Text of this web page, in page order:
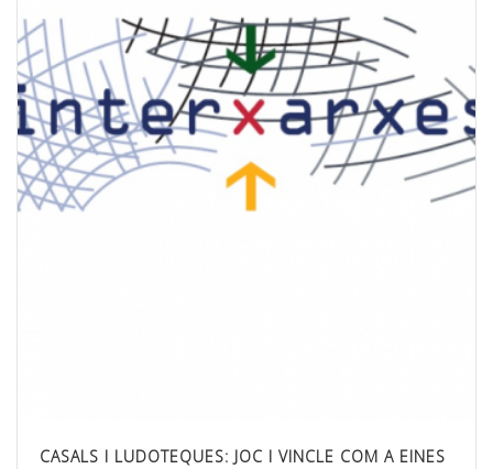
CASALS I LUDOTEQUES: JOC I VINCLE COM A EINES